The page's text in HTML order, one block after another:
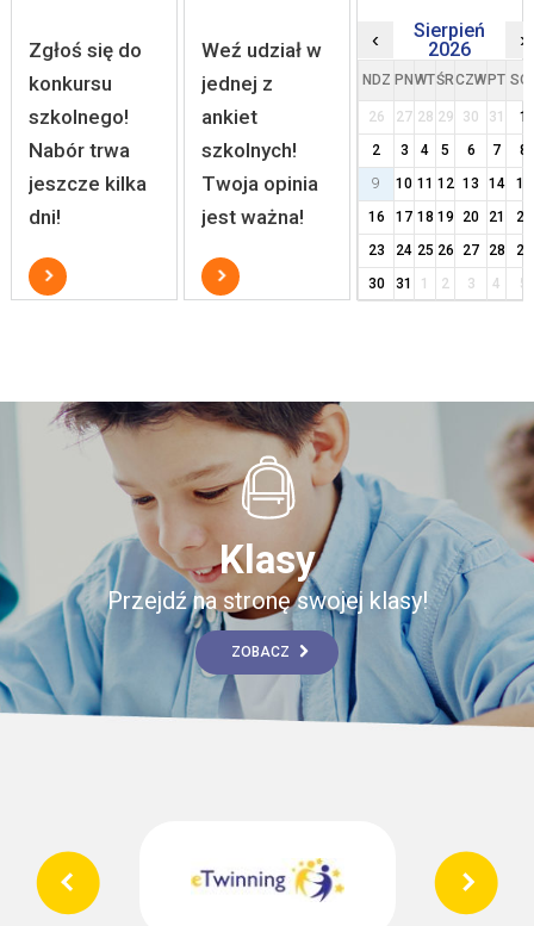
Zgłoś się do
konkursu
szkolnego!
Nabór trwa
jeszcze kilka
dni!
Weź udział w
jednej z
ankiet
szkolnych!
Twoja opinia
jest ważna!
‹
Sierpień
2026
›
NDZ PN WTŚRCZW PT
26 27 28 29 30 31
1
2
3 4 5 6 7
8
9
10 11 12 13 14
15
16
17 18 19 20 21
22
23
24 25 26 27 28
29
30
31 1 2 3 4 5
Klasy
Przejdź na stronę swojej klasy!
ZOBACZ